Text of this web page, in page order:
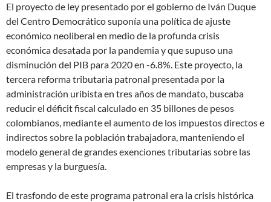
El proyecto de ley presentado por el gobierno de Iván Duque
del Centro Democrático suponía una política de ajuste
económico neoliberal en medio de la profunda crisis
económica desatada por la pandemia y que supuso una
disminución del PIB para 2020 en -6.8%. Este proyecto, la
tercera reforma tributaria patronal presentada por la
administración uribista en tres años de mandato, buscaba
reducir el déficit fiscal calculado en 35 billones de pesos
colombianos, mediante el aumento de los impuestos directos e
indirectos sobre la población trabajadora, manteniendo el
modelo general de grandes exenciones tributarias sobre las
empresas y la burguesía.
El trasfondo de este programa patronal era la crisis histórica